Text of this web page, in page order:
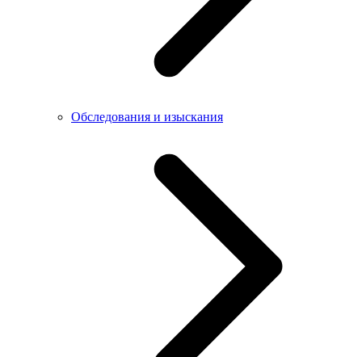
Обследования и изыскания